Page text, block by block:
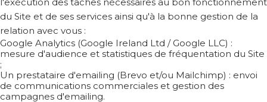
du Site et de ses services ainsi qu'à la bonne gestion de la
relation avec vous :
Google Analytics (Google Ireland Ltd / Google LLC) :
mesure d'audience et statistiques de fréquentation du Site
;
Un prestataire d'emailing (Brevo et/ou Mailchimp) : envoi
de communications commerciales et gestion des
campagnes d'emailing.